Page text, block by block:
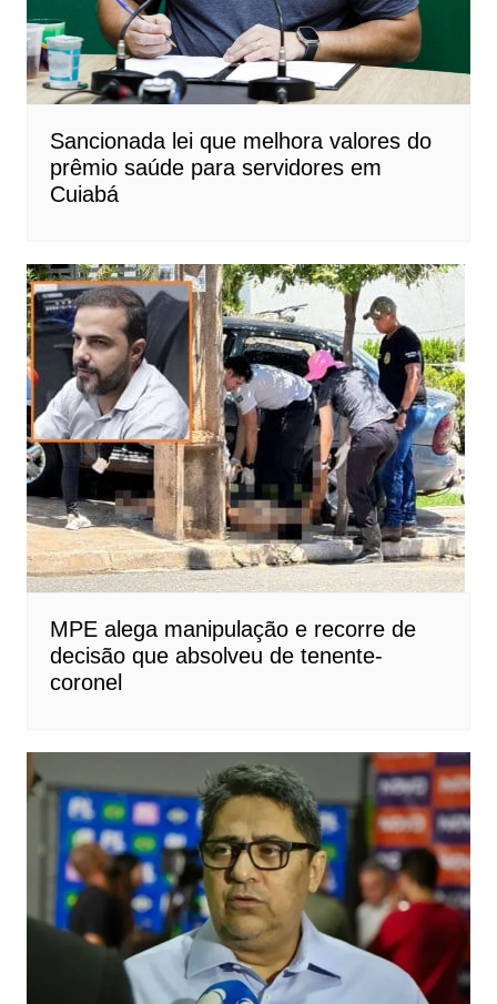
Sancionada lei que melhora valores do
prêmio saúde para servidores em
Cuiabá
MPE alega manipulação e recorre de
decisão que absolveu de tenente-
coronel